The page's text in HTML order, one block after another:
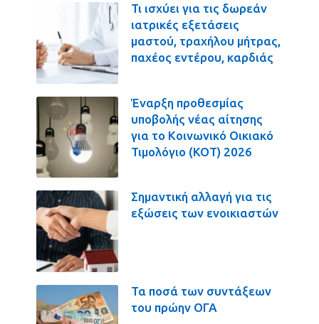
Τι ισχύει για τις δωρεάν
ιατρικές εξετάσεις
μαστού, τραχήλου μήτρας,
παχέος εντέρου, καρδιάς
Έναρξη προθεσμίας
υποβολής νέας αίτησης
για το Κοινωνικό Οικιακό
Τιμολόγιο (ΚΟΤ) 2026
Σημαντική αλλαγή για τις
εξώσεις των ενοικιαστών
Τα ποσά των συντάξεων
του πρώην ΟΓΑ